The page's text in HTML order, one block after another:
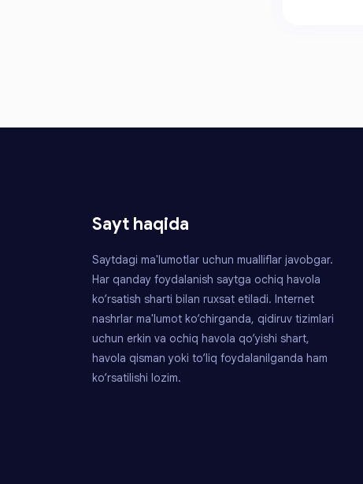
Sayt haqida
Saytdagi ma'lumotlar uchun mualliflar javobgar.
Har qanday foydalanish saytga ochiq havola
ko‘rsatish sharti bilan ruxsat etiladi. Internet
nashrlar ma'lumot ko‘chirganda, qidiruv tizimlari
uchun erkin va ochiq havola qo‘yishi shart,
havola qisman yoki to‘liq foydalanilganda ham
ko‘rsatilishi lozim.